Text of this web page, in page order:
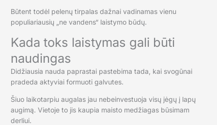
Būtent todėl pelenų tirpalas dažnai vadinamas vienu
populiariausių „ne vandens“ laistymo būdų.
Kada toks laistymas gali būti
naudingas
Didžiausia nauda paprastai pastebima tada, kai svogūnai
pradeda aktyviai formuoti galvutes.
Šiuo laikotarpiu augalas jau nebeinvestuoja visų jėgų į lapų
augimą. Vietoje to jis kaupia maisto medžiagas būsimam
derliui.